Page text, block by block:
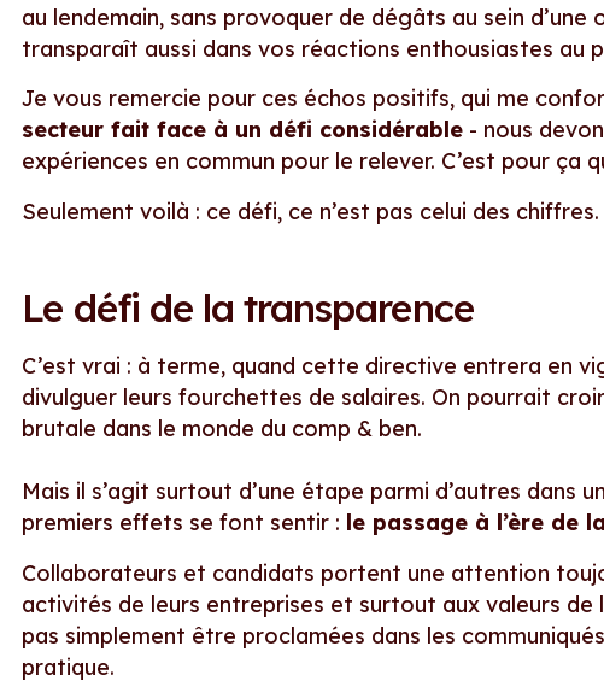
au lendemain, sans provoquer de dégâts au sein
transparaît aussi dans vos réactions enthousiastes au
Je vous remercie pour ces échos positifs, qui me
secteur fait face à un défi considérable - nous
expériences en commun pour le relever. C’est pour ça
Seulement voilà : ce défi, ce n’est pas celui des
Le défi de la transparence
C’est vrai : à terme, quand cette directive entrera en
divulguer leurs fourchettes de salaires. On pourrait
brutale dans le monde du comp & ben.
Mais il s’agit surtout d’une étape parmi d’autres dans
premiers effets se font sentir : le passage à l’ère de
Collaborateurs et candidats portent une attention
activités de leurs entreprises et surtout aux valeurs de
pas simplement être proclamées dans les
pratique.